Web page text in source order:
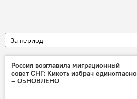
За период
Россия возглавила миграционный
совет СНГ: Кикоть избран единогласно
– ОБНОВЛЕНО